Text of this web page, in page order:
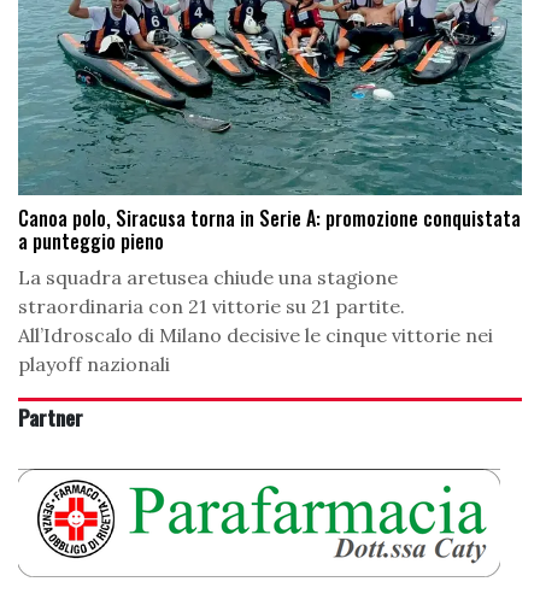
Canoa polo, Siracusa torna in Serie A: promozione conquistata
a punteggio pieno
La squadra aretusea chiude una stagione
straordinaria con 21 vittorie su 21 partite.
All’Idroscalo di Milano decisive le cinque vittorie nei
playoff nazionali
Partner